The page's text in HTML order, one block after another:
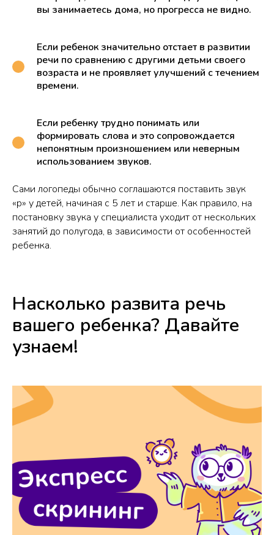
вы занимаетесь дома, но прогресса не видно.
Если ребенок значительно отстает в развитии
речи по сравнению с другими детьми своего
возраста и не проявляет улучшений с течением
времени.
Если ребенку трудно понимать или
формировать слова и это сопровождается
непонятным произношением или неверным
использованием звуков.
Сами логопеды обычно соглашаются поставить звук
«р» у детей, начиная с 5 лет и старше. Как правило, на
постановку звука у специалиста уходит от нескольких
занятий до полугода, в зависимости от особенностей
ребенка.
Насколько развита речь
вашего ребенка? Давайте
узнаем!